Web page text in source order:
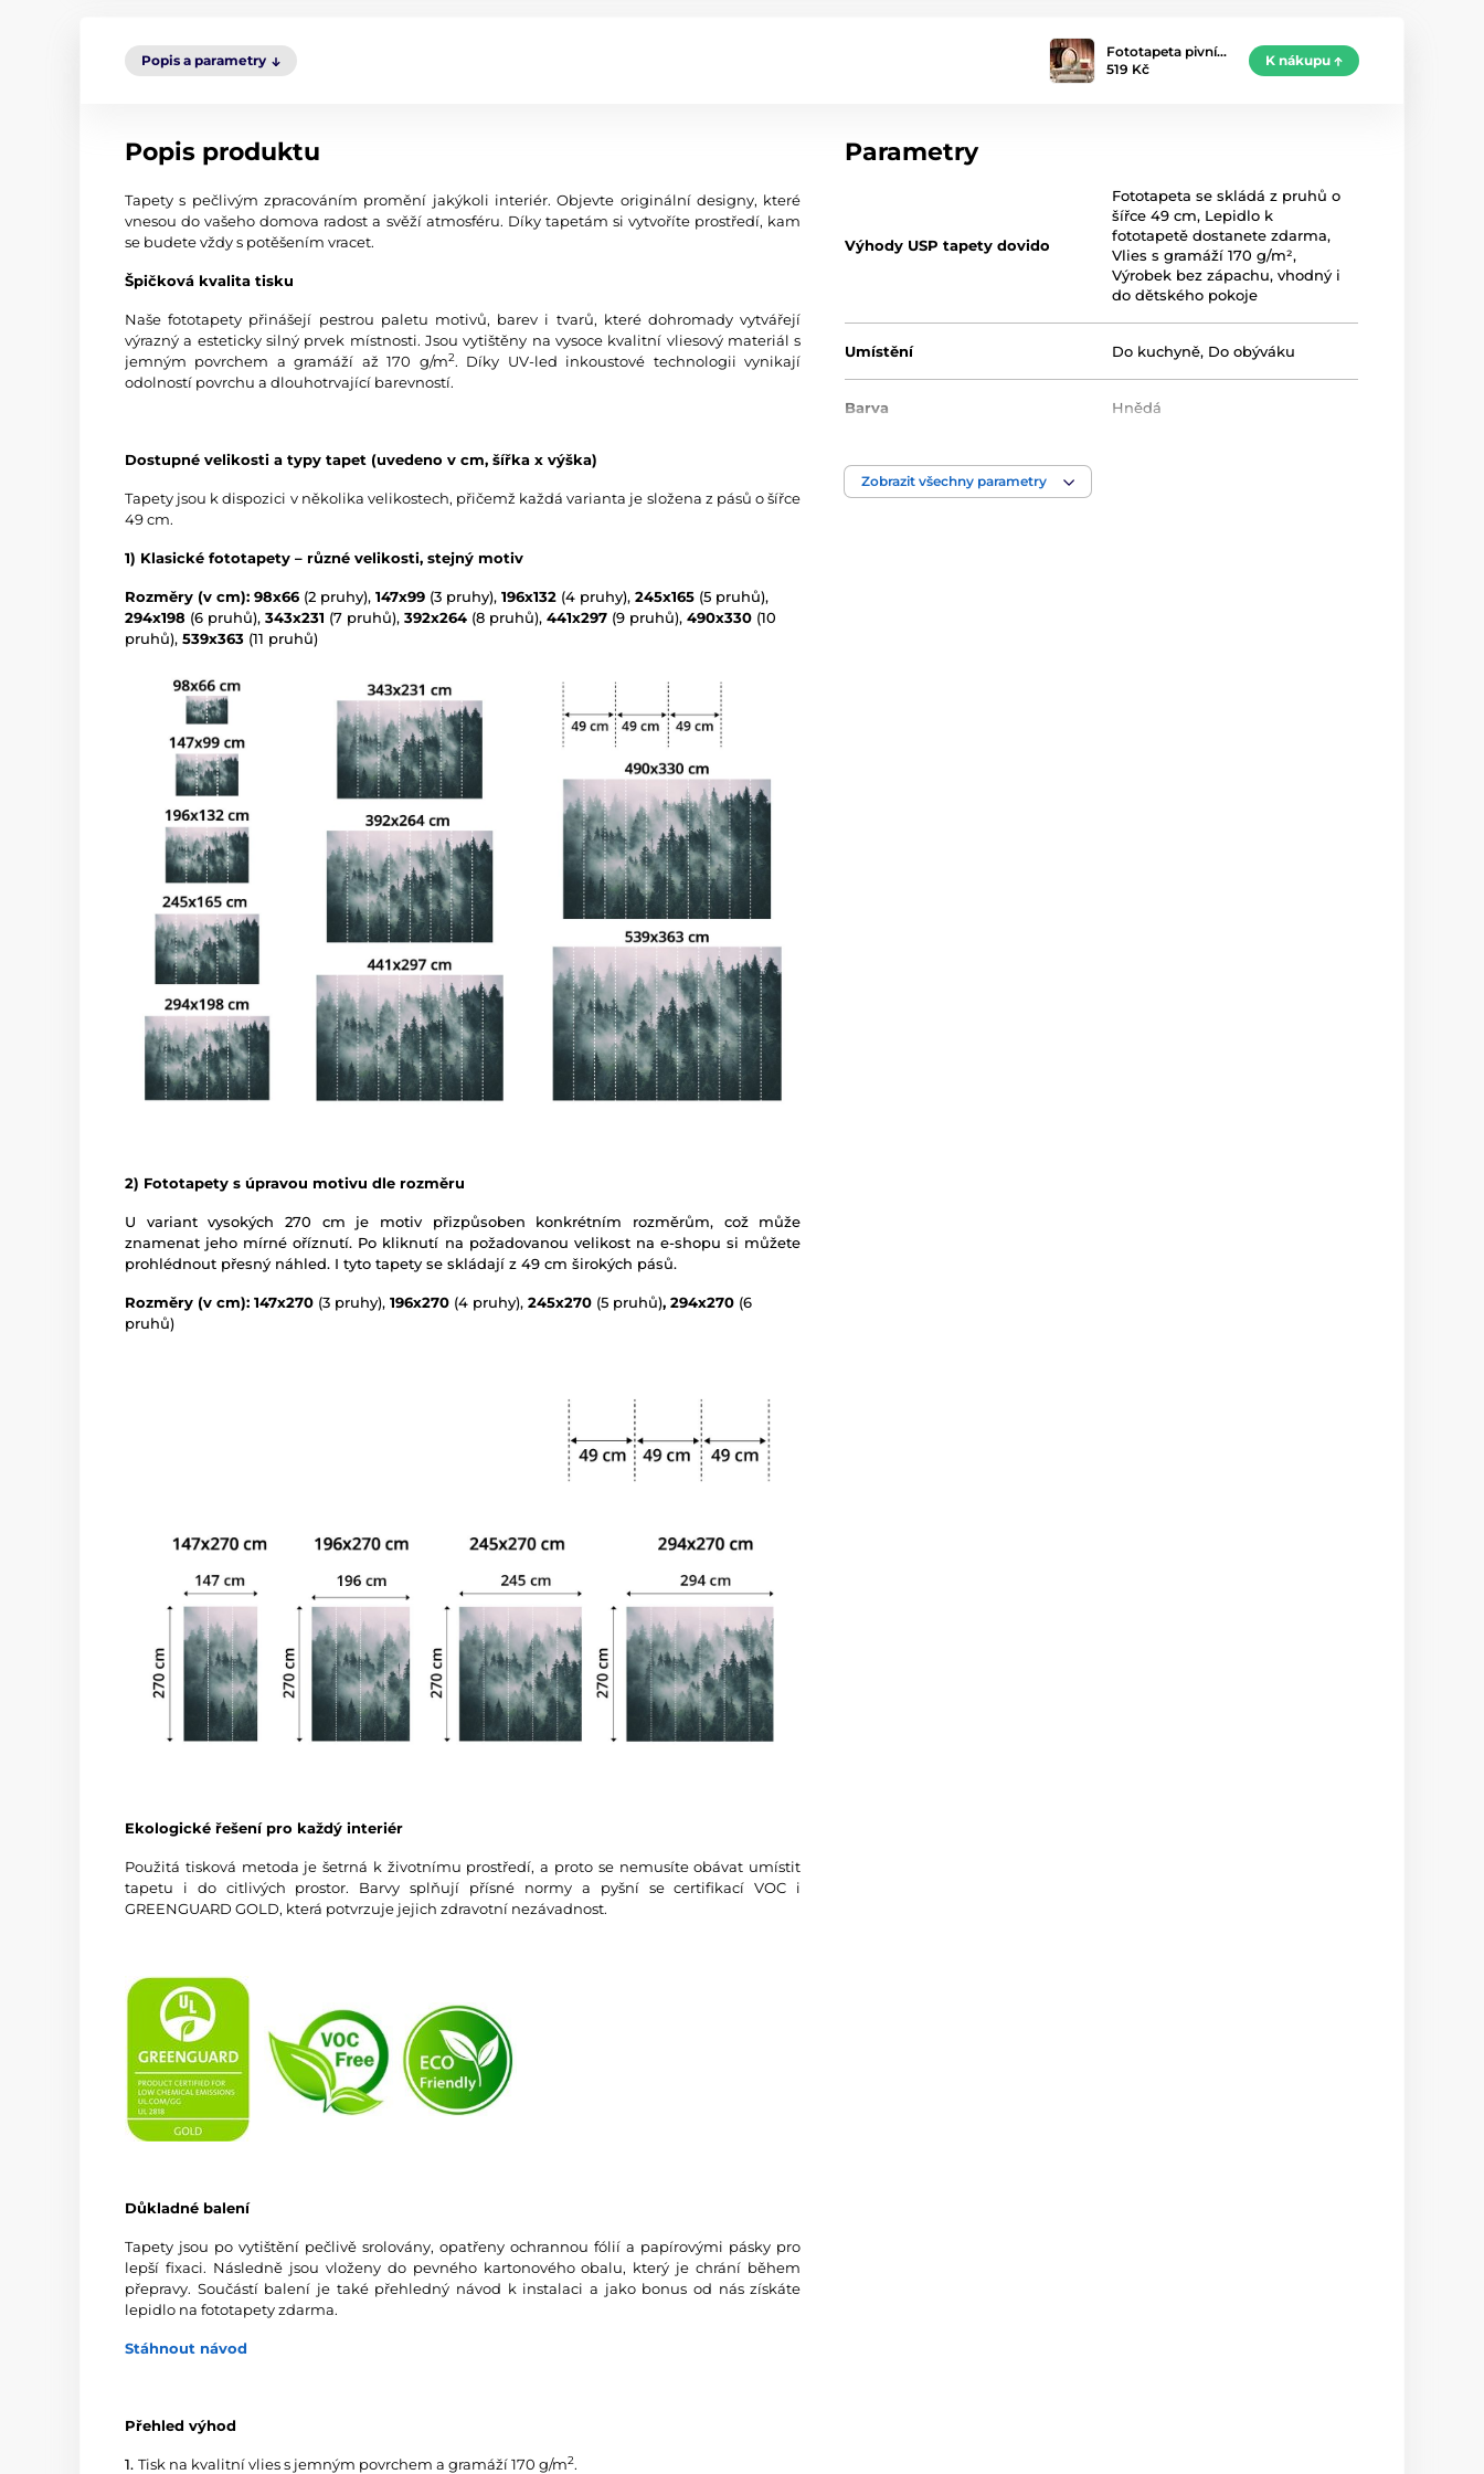
Popis a parametry
Fototapeta pivní…
519 Kč
K nákupu
Popis produktu
Tapety s pečlivým zpracováním promění jakýkoli interiér. Objevte originální designy, které
vnesou do vašeho domova radost a svěží atmosféru. Díky tapetám si vytvoříte prostředí, kam
se budete vždy s potěšením vracet.
Špičková kvalita tisku
Naše fototapety přinášejí pestrou paletu motivů, barev i tvarů, které dohromady vytvářejí
výrazný a esteticky silný prvek místnosti. Jsou vytištěny na vysoce kvalitní vliesový materiál s
jemným povrchem a gramáží až 170 g/m2. Díky UV-led inkoustové technologii vynikají
odolností povrchu a dlouhotrvající barevností.
Dostupné velikosti a typy tapet (uvedeno v cm, šířka x výška)
Tapety jsou k dispozici v několika velikostech, přičemž každá varianta je složena z pásů o šířce
49 cm.
1) Klasické fototapety – různé velikosti, stejný motiv
Rozměry (v cm): 98x66 (2 pruhy), 147x99 (3 pruhy), 196x132 (4 pruhy), 245x165 (5 pruhů),
294x198 (6 pruhů), 343x231 (7 pruhů), 392x264 (8 pruhů), 441x297 (9 pruhů), 490x330 (10
pruhů), 539x363 (11 pruhů)
2) Fototapety s úpravou motivu dle rozměru
U variant vysokých 270 cm je motiv přizpůsoben konkrétním rozměrům, což může
znamenat jeho mírné oříznutí. Po kliknutí na požadovanou velikost na e-shopu si můžete
prohlédnout přesný náhled. I tyto tapety se skládají z 49 cm širokých pásů.
Rozměry (v cm): 147x270 (3 pruhy), 196x270 (4 pruhy), 245x270 (5 pruhů), 294x270 (6
pruhů)
Ekologické řešení pro každý interiér
Použitá tisková metoda je šetrná k životnímu prostředí, a proto se nemusíte obávat umístit
tapetu i do citlivých prostor. Barvy splňují přísné normy a pyšní se certifikací VOC i
GREENGUARD GOLD, která potvrzuje jejich zdravotní nezávadnost.
Důkladné balení
Tapety jsou po vytištění pečlivě srolovány, opatřeny ochrannou fólií a papírovými pásky pro
lepší fixaci. Následně jsou vloženy do pevného kartonového obalu, který je chrání během
přepravy. Součástí balení je také přehledný návod k instalaci a jako bonus od nás získáte
lepidlo na fototapety zdarma.
Stáhnout návod
Přehled výhod
1. Tisk na kvalitní vlies s jemným povrchem a gramáží 170 g/m2.
Parametry
Výhody USP tapety dovido
Fototapeta se skládá z pruhů o
šířce 49 cm, Lepidlo k
fototapetě dostanete zdarma,
Vlies s gramáží 170 g/m²,
Výrobek bez zápachu, vhodný i
do dětského pokoje
Umístění Do kuchyně, Do obýváku
Barva Hnědá
Technologie tapet
Zobrazit všechny parametry